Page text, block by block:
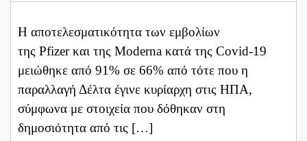
Η αποτελεσματικότητα των εμβολίων
της Pfizer και της Moderna κατά της Covid-19
μειώθηκε από 91% σε 66% από τότε που η
παραλλαγή Δέλτα έγινε κυρίαρχη στις ΗΠΑ,
σύμφωνα με στοιχεία που δόθηκαν στη
δημοσιότητα από τις […]